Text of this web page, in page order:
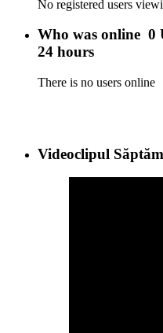
No registered users
Who was online 0
24 hours
There is no users online
Videoclipul